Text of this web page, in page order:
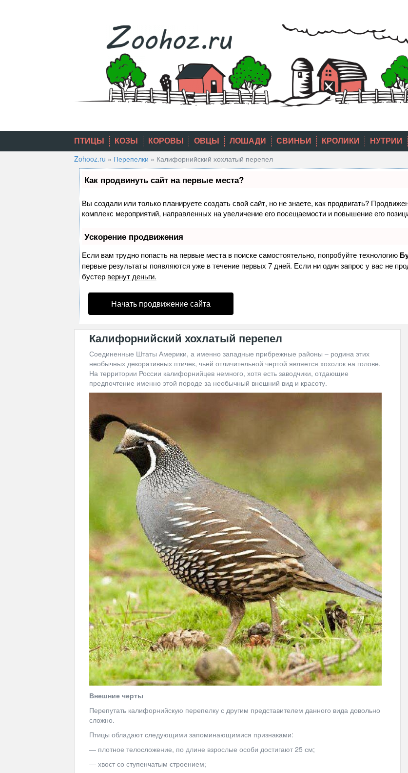
ПТИЦЫ КОЗЫ КОРОВЫ ОВЦЫ ЛОШАДИ СВИНЬИ КРОЛИКИ НУТРИИ
Zohooz.ru » Перепелки » Калифорнийский хохлатый перепел
Как продвинуть сайт на первые места?
Вы создали или только планируете создать свой сайт, но не знаете, как продвигать?
комплекс мероприятий, направленных на увеличение его посещаемости и повышение его
Ускорение продвижения
Если вам трудно попасть на первые места в поиске самостоятельно, попробуйте технологию
первые результаты появляются уже в течение первых 7 дней. Если ни один запрос у вас не
бустер вернут деньги.
Начать продвижение сайта
Калифорнийский хохлатый перепел
Соединенные Штаты Америки, а именно западные прибрежные районы – родина этих
необычных декоративных птичек, чьей отличительной чертой является хохолок на голове.
На территории России калифорнийцев немного, хотя есть заводчики, отдающие
предпочтение именно этой породе за необычный внешний вид и красоту.
Внешние черты
Перепутать калифорнийскую перепелку с другим представителем данного вида довольно
сложно.
Птицы обладают следующими запоминающимися признаками:
— плотное телосложение, по длине взрослые особи достигают 25 см;
— хвост со ступенчатым строением;